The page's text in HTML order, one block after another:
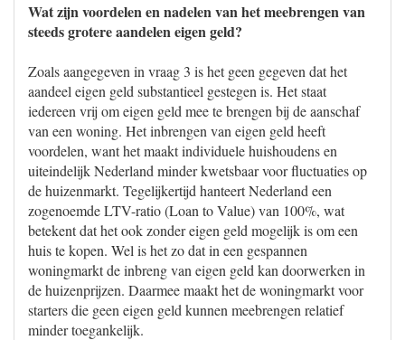
Wat zijn voordelen en nadelen van het meebrengen van
steeds grotere aandelen eigen geld?
Zoals aangegeven in vraag 3 is het geen gegeven dat het
aandeel eigen geld substantieel gestegen is. Het staat
iedereen vrij om eigen geld mee te brengen bij de aanschaf
van een woning. Het inbrengen van eigen geld heeft
voordelen, want het maakt individuele huishoudens en
uiteindelijk Nederland minder kwetsbaar voor fluctuaties op
de huizenmarkt. Tegelijkertijd hanteert Nederland een
zogenoemde LTV-ratio (Loan to Value) van 100%, wat
betekent dat het ook zonder eigen geld mogelijk is om een
huis te kopen. Wel is het zo dat in een gespannen
woningmarkt de inbreng van eigen geld kan doorwerken in
de huizenprijzen. Daarmee maakt het de woningmarkt voor
starters die geen eigen geld kunnen meebrengen relatief
minder toegankelijk.